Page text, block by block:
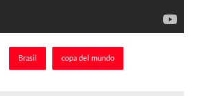
Brasil copa del mundo